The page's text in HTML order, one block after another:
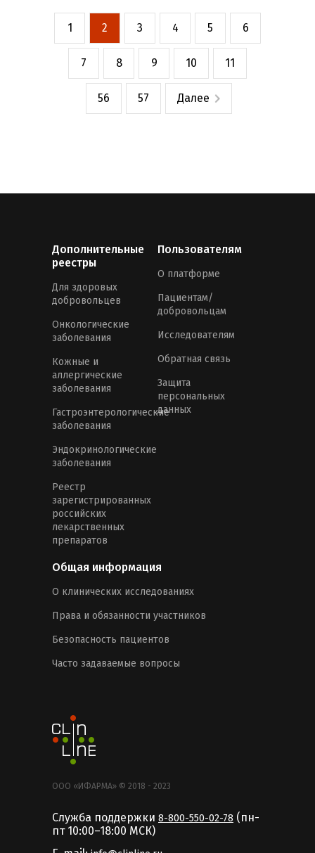
1 2 3 4 5 6
7 8 9 10 11
56 57 Далее
Дополнительные
реестры
Для здоровых
добровольцев
Онкологические
заболевания
Кожные и
аллергические
заболевания
Гастроэнтерологические
заболевания
Эндокринологические
заболевания
Реестр
зарегистрированных
российских
лекарственных
препаратов
Пользователям
О платформе
Пациентам/
добровольцам
Исследователям
Обратная связь
Защита
персональных
данных
Общая информация
О клинических исследованиях
Права и обязанности участников
Безопасность пациентов
Часто задаваемые вопросы
ООО «ИФАРМА» © 2018 - 2023
Служба поддержки 8-800-550-02-78 (пн-
пт 10:00–18:00 MCК)